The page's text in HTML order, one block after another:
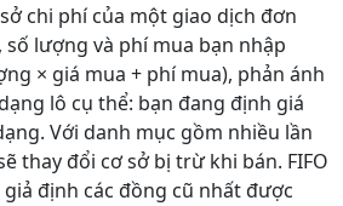
chi phí của một giao dịch đơn
lượng và phí mua bạn nhập
× giá mua + phí mua), phản ánh
lô cụ thể: bạn đang định giá
Với danh mục gồm nhiều lần
thay đổi cơ sở bị trừ khi bán. FIFO
định các đồng cũ nhất được